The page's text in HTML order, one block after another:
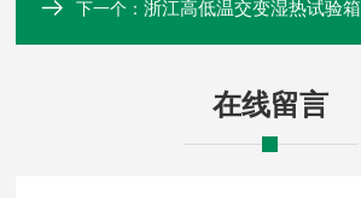
下一个：浙江高低温交变湿热试验箱
在线留言